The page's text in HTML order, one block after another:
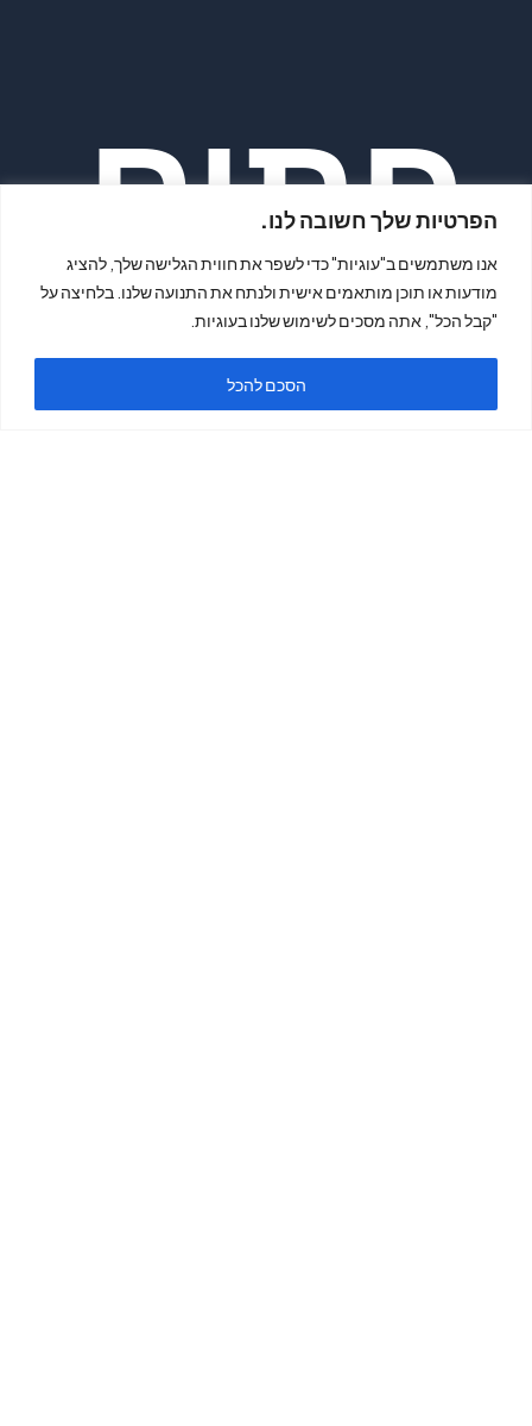
הפרטיות שלך חשובה לנו.
אנו משתמשים ב"עוגיות" כדי לשפר את חווית הגלישה שלך, להציג
מודעות או תוכן מותאמים אישית ולנתח את התנועה שלנו. בלחיצה על
"קבל הכל", אתה מסכים לשימוש שלנו בעוגיות.
הסכם להכל
פתיח
ה